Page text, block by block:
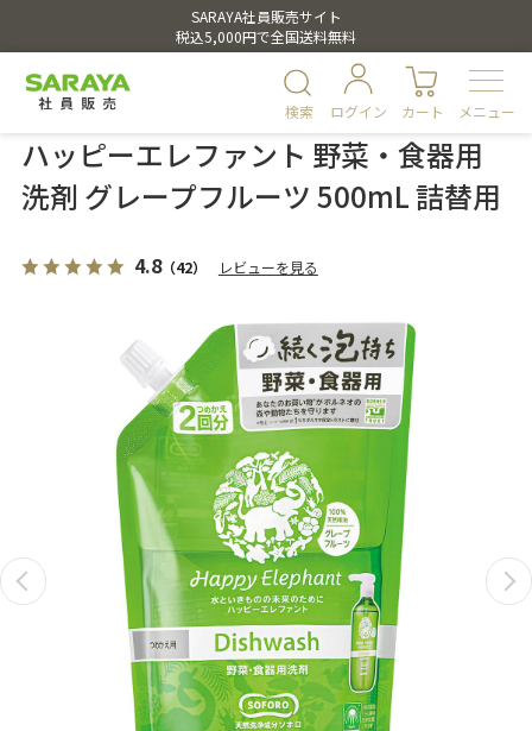
SARAYA社員販売サイト
税込5,000円で全国送料無料
検索 ログイン カート メニュー
ハッピーエレファント 野菜・食器用
洗剤 グレープフルーツ 500mL 詰替用
4.8（42） レビューを見る